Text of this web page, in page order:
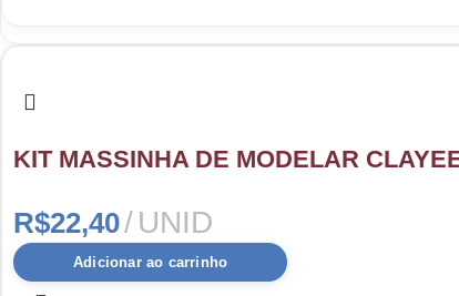
KIT MASSINHA DE MODELAR
R$22,40 UNID
Adicionar ao carrinho